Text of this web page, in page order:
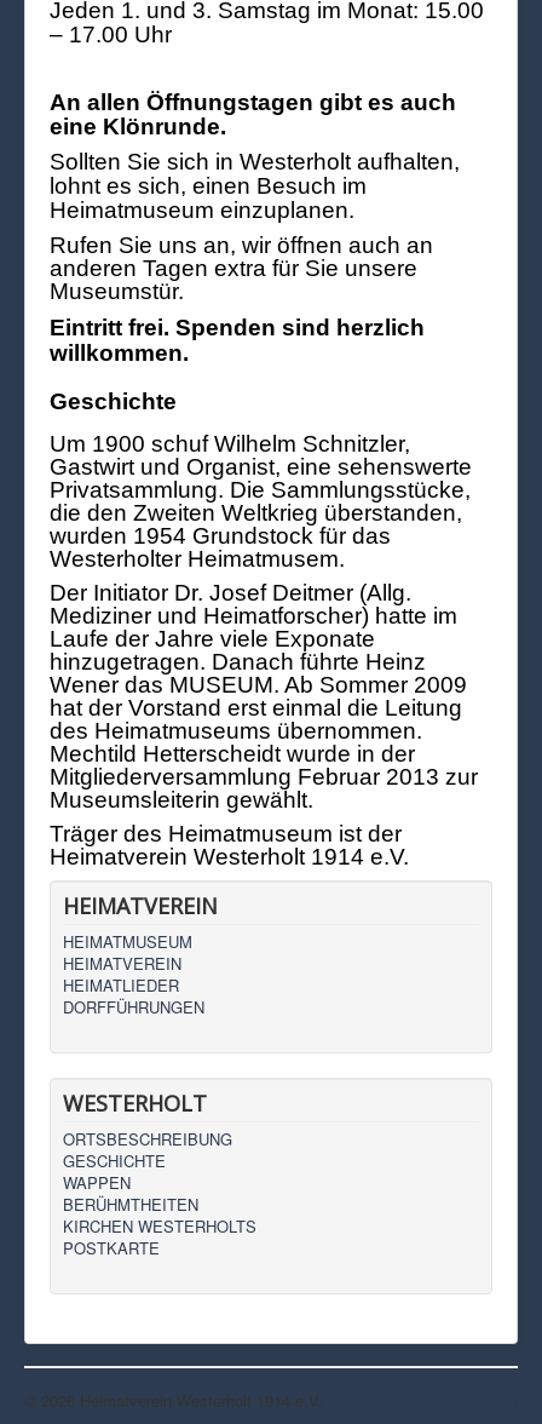
Jeden 1. und 3. Samstag im Monat: 15.00
– 17.00 Uhr
An allen Öffnungstagen gibt es auch
eine Klönrunde.
Sollten Sie sich in Westerholt aufhalten,
lohnt es sich, einen Besuch im
Heimatmuseum einzuplanen.
Rufen Sie uns an, wir öffnen auch an
anderen Tagen extra für Sie unsere
Museumstür.
Eintritt frei. Spenden sind herzlich
willkommen.
Geschichte
Um 1900 schuf Wilhelm Schnitzler,
Gastwirt und Organist, eine sehenswerte
Privatsammlung. Die Sammlungsstücke,
die den Zweiten Weltkrieg überstanden,
wurden 1954 Grundstock für das
Westerholter Heimatmusem.
Der Initiator Dr. Josef Deitmer (Allg.
Mediziner und Heimatforscher) hatte im
Laufe der Jahre viele Exponate
hinzugetragen. Danach führte Heinz
Wener das MUSEUM. Ab Sommer 2009
hat der Vorstand erst einmal die Leitung
des Heimatmuseums übernommen.
Mechtild Hetterscheidt wurde in der
Mitgliederversammlung Februar 2013 zur
Museumsleiterin gewählt.
Träger des Heimatmuseum ist der
Heimatverein Westerholt 1914 e.V.
HEIMATVEREIN
HEIMATMUSEUM
HEIMATVEREIN
HEIMATLIEDER
DORFFÜHRUNGEN
WESTERHOLT
ORTSBESCHREIBUNG
GESCHICHTE
WAPPEN
BERÜHMTHEITEN
KIRCHEN WESTERHOLTS
POSTKARTE
© 2026 Heimatverein Westerholt 1914 e.V.